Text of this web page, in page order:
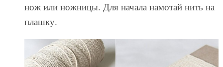
нож или ножницы. Для начала намотай нить на
плашку.